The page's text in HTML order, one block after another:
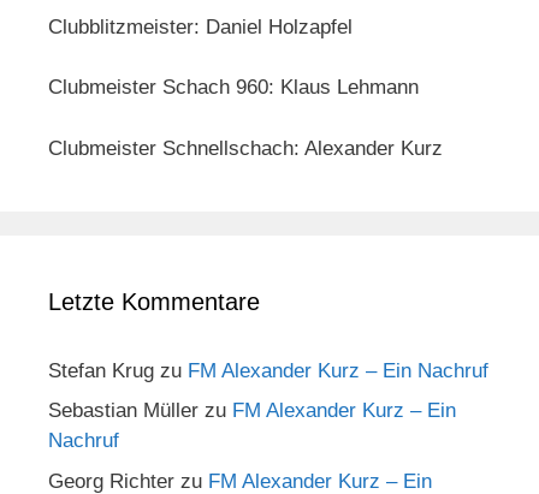
Clubblitzmeister: Daniel Holzapfel
Clubmeister Schach 960: Klaus Lehmann
Clubmeister Schnellschach: Alexander Kurz
Letzte Kommentare
Stefan Krug zu FM Alexander Kurz – Ein Nachruf
Sebastian Müller zu FM Alexander Kurz – Ein
Nachruf
Georg Richter zu FM Alexander Kurz – Ein